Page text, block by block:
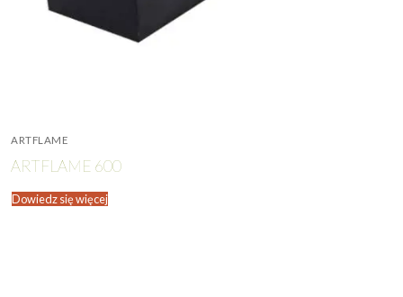
ARTFLAME
ARTFLAME 600
Dowiedz się więcej